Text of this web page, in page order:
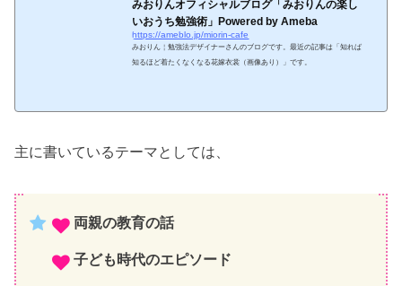
みおりんオフィシャルブログ「みおりんの楽し
いおうち勉強術」Powered by Ameba
https://ameblo.jp/miorin-cafe
みおりん￤勉強法デザイナーさんのブログです。最近の記事は「知れば
知るほど着たくなくなる花嫁衣裳（画像あり）」です。
主に書いているテーマとしては、
両親の教育の話
子ども時代のエピソード